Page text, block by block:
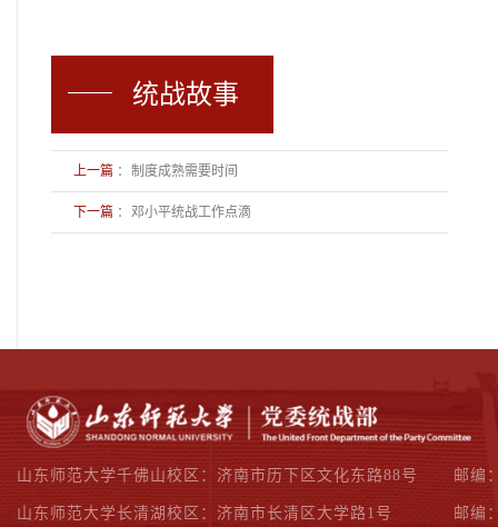
统战故事
上一篇 ： 制度成熟需要时间
下一篇 ： 邓小平统战工作点滴
山东师范大学千佛山校区：济南市历下区文化东路88号 邮编
山东师范大学长清湖校区：济南市长清区大学路1号 邮编